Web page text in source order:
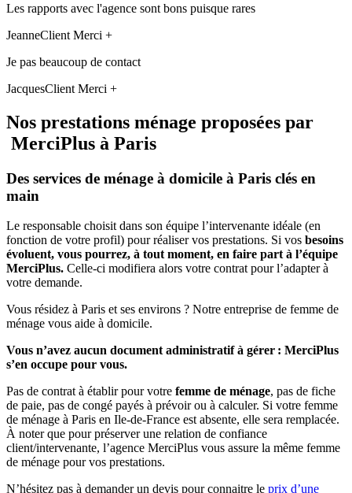
Les rapports avec l'agence sont bons puisque rares
JeanneClient Merci +
Je pas beaucoup de contact
JacquesClient Merci +
Nos prestations ménage proposées par
MerciPlus à Paris
Des services de ménage à domicile à Paris clés en
main
Le responsable choisit dans son équipe l’intervenante idéale (en
fonction de votre profil) pour réaliser vos prestations. Si vos besoins
évoluent, vous pourrez, à tout moment, en faire part à l’équipe
MerciPlus. Celle-ci modifiera alors votre contrat pour l’adapter à
votre demande.
Vous résidez à Paris et ses environs ? Notre entreprise de femme de
ménage vous aide à domicile.
Vous n’avez aucun document administratif à gérer : MerciPlus
s’en occupe pour vous.
Pas de contrat à établir pour votre femme de ménage, pas de fiche
de paie, pas de congé payés à prévoir ou à calculer. Si votre femme
de ménage à Paris en Ile-de-France est absente, elle sera remplacée.
À noter que pour préserver une relation de confiance
client/intervenante, l’agence MerciPlus vous assure la même femme
de ménage pour vos prestations.
N’hésitez pas à demander un devis pour connaitre le prix d’une